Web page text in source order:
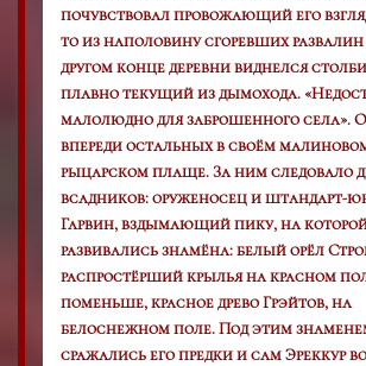
почувствовал провожающий его
то из наполовину сгоревших
другом конце деревни виднелся
плавно текущий из дымохода.
малолюдно для заброшенного села».
впереди остальных в своём
рыцарском плаще. За ним следовало
всадников: оруженосец и штандарт-
Гарвин, вздымающий пику, на
развивались знамёна: белый орёл
распростёрший крылья на красном
поменьше, красное древо Грэйтов, на
белоснежном поле. Под этим
сражались его предки и сам Эреккур